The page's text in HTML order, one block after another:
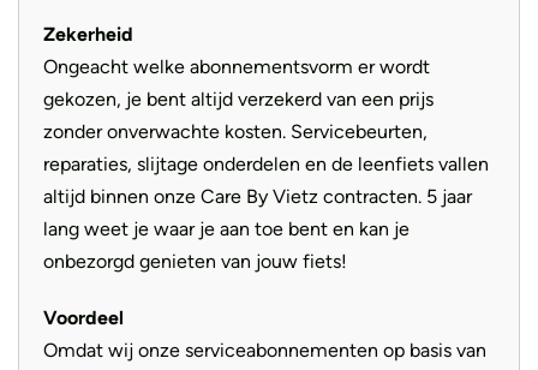
prestaties en betrouwbaarheid.
De 400 Wh-accu op deze fiets biedt een goede balans
tussen kracht en actieradius, ideaal voor stedelijk woon-
werkverkeer en recreatieve ritten. Met snelle oplaadtijden
en een compacte integratie in het frame, is het een
ondersteuning nodig hebben met voldoende bereik.
Zadel
Unisex
Zadelpen Custom
Aandrijving Ketting
Zekerheid
Ongeacht welke abonnementsvorm er wordt
gekozen, je bent altijd verzekerd van een prijs
zonder onverwachte kosten. Servicebeurten,
reparaties, slijtage onderdelen en de leenfiets vallen
altijd binnen onze Care By Vietz contracten. 5 jaar
lang weet je waar je aan toe bent en kan je
onbezorgd genieten van jouw fiets!
Voordeel
Omdat wij onze serviceabonnementen op basis van